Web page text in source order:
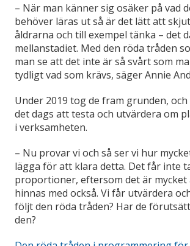
– När man känner sig osäker på vad
behöver läras ut så är det lätt att
åldrarna och till exempel tänka – det
mellanstadiet. Med den röda tråden
man se att det inte är så svårt som
tydligt vad som krävs, säger Annie
Under 2019 tog de fram grunden,
det dags att testa och utvärdera om
i verksamheten.
– Nu provar vi och så ser vi hur
lägga för att klara detta. Det får inte
proportioner, eftersom det är mycket
hinnas med också. Vi får utvärdera
följt den röda tråden? Har de
den?